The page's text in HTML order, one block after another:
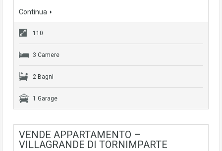
Continua
110
3 Camere
2 Bagni
1 Garage
VENDE APPARTAMENTO –
VILLAGRANDE DI TORNIMPARTE